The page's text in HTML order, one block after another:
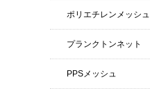
ポリエチレンメッシュ
プランクトンネット
PPSメッシュ